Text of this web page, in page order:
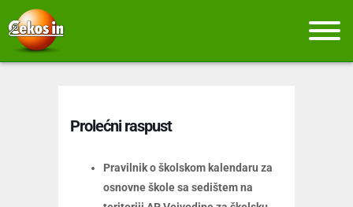
Prolećni raspust
Pravilnik o školskom kalendaru za
osnovne škole sa sedištem na